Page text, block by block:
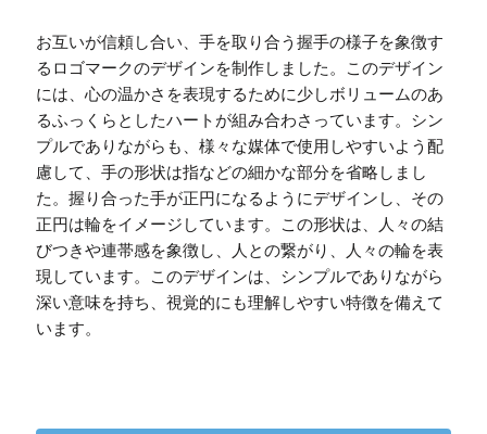
お互いが信頼し合い、手を取り合う握手の様子を象徴す
るロゴマークのデザインを制作しました。このデザイン
には、心の温かさを表現するために少しボリュームのあ
るふっくらとしたハートが組み合わさっています。シン
プルでありながらも、様々な媒体で使用しやすいよう配
慮して、手の形状は指などの細かな部分を省略しまし
た。握り合った手が正円になるようにデザインし、その
正円は輪をイメージしています。この形状は、人々の結
びつきや連帯感を象徴し、人との繋がり、人々の輪を表
現しています。このデザインは、シンプルでありながら
深い意味を持ち、視覚的にも理解しやすい特徴を備えて
います。